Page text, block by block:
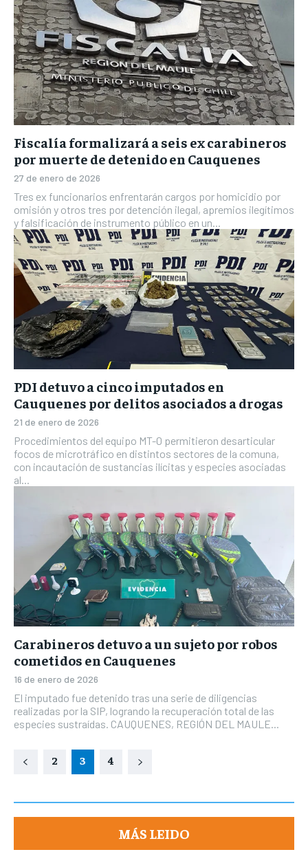
Fiscalía formalizará a seis ex carabineros
por muerte de detenido en Cauquenes
27 de enero de 2026
Tres ex funcionarios enfrentarán cargos por homicidio por
omisión y otros tres por detención ilegal, apremios ilegítimos
y falsificación de instrumento público en un...
PDI detuvo a cinco imputados en
Cauquenes por delitos asociados a drogas
21 de enero de 2026
Procedimientos del equipo MT-0 permitieron desarticular
focos de microtráfico en distintos sectores de la comuna,
con incautación de sustancias ilícitas y especies asociadas
al...
Carabineros detuvo a un sujeto por robos
cometidos en Cauquenes
16 de enero de 2026
El imputado fue detenido tras una serie de diligencias
realizadas por la SIP, logrando la recuperación total de las
especies sustraídas. CAUQUENES, REGIÓN DEL MAULE...
2 3 4
MÁS LEIDO